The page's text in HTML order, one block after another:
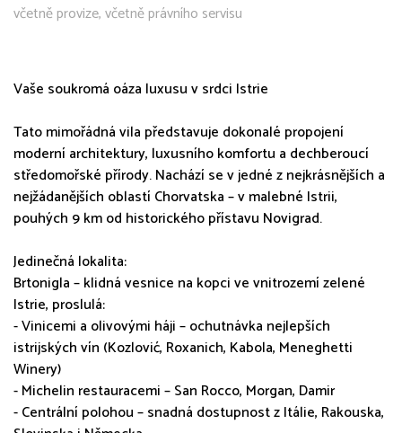
včetně provize, včetně právního servisu
Vaše soukromá oáza luxusu v srdci Istrie
Tato mimořádná vila představuje dokonalé propojení
moderní architektury, luxusního komfortu a dechberoucí
středomořské přírody. Nachází se v jedné z nejkrásnějších a
nejžádanějších oblastí Chorvatska – v malebné Istrii,
pouhých 9 km od historického přístavu Novigrad.
Jedinečná lokalita:
Brtonigla – klidná vesnice na kopci ve vnitrozemí zelené
Istrie, proslulá:
- Vinicemi a olivovými háji – ochutnávka nejlepších
istrijských vín (Kozlović, Roxanich, Kabola, Meneghetti
Winery)
- Michelin restauracemi – San Rocco, Morgan, Damir
- Centrální polohou – snadná dostupnost z Itálie, Rakouska,